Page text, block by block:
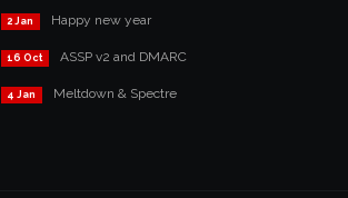
2 Jan Happy new year
16 Oct ASSP v2 and DMARC
4 Jan Meltdown & Spectre